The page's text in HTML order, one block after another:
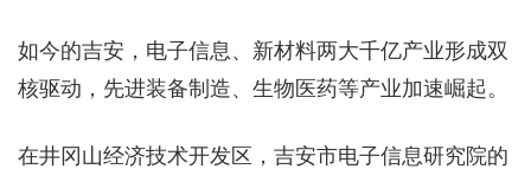
如今的吉安，电子信息、新材料两大千亿产业形成双
核驱动，先进装备制造、生物医药等产业加速崛起。
在井冈山经济技术开发区，吉安市电子信息研究院的